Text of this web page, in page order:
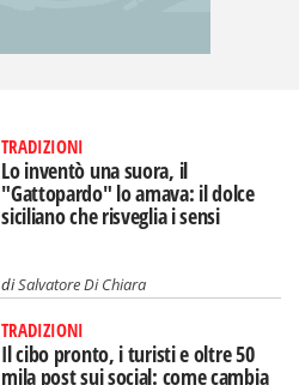
TRADIZIONI
Lo inventò una suora, il
"Gattopardo" lo amava: il dolce
siciliano che risveglia i sensi
diSalvatore Di Chiara
TRADIZIONI
Il cibo pronto, i turisti e oltre 50
mila post sui social: come cambia